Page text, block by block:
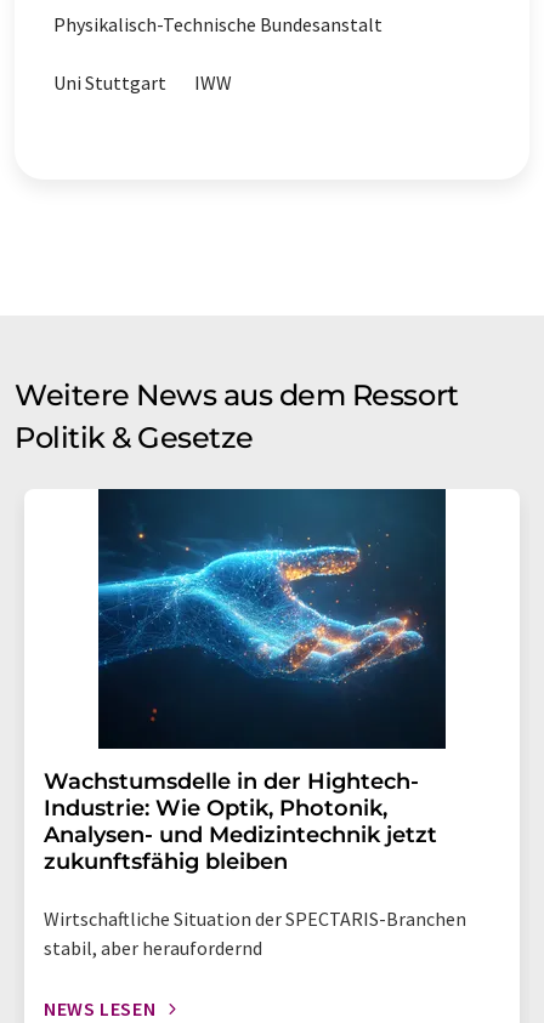
Physikalisch-Technische Bundesanstalt
Uni Stuttgart IWW
Weitere News aus dem Ressort
Politik & Gesetze
Wachstumsdelle in der Hightech-
Industrie: Wie Optik, Photonik,
Analysen- und Medizintechnik jetzt
zukunftsfähig bleiben
Wirtschaftliche Situation der SPECTARIS-Branchen
stabil, aber heraufordernd
NEWS LESEN